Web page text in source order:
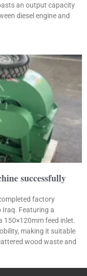
an output capacity
diesel engine and
successfully
factory
Iraq. Featuring a
feed inlet.
making it suitable
wood waste and